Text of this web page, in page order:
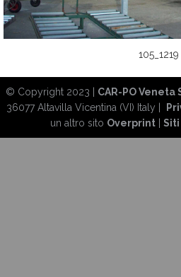
105_1219
© Copyright 2023 | CAR-PO Veneta
36077 Altavilla Vicentina (VI) Italy |
un altro sito Overprint |